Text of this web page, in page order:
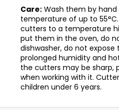
Care: Wash them by
temperature of up to
cutters to a temperature
put them in the oven, do
dishwasher, do not
prolonged humidity and
the cutters may be
when working with it.
children under 6 years.